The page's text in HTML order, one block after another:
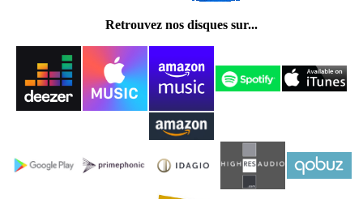
Retrouvez nos disques sur...